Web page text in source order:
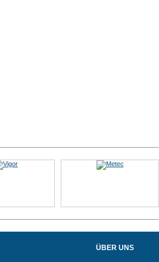
ÜBER UNS